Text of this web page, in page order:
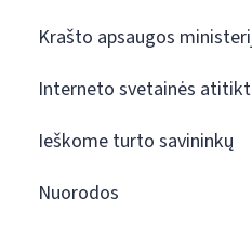
Krašto apsaugos
Interneto svetainės
Ieškome turto savininkų
Nuorodos